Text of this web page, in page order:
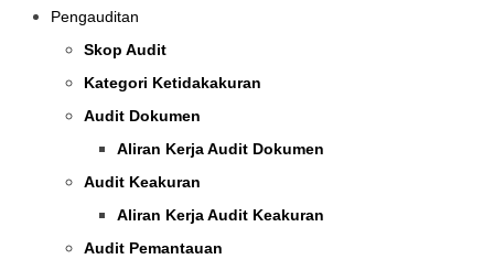
Pengauditan
Skop Audit
Kategori Ketidakakuran
Audit Dokumen
Aliran Kerja Audit Dokumen
Audit Keakuran
Aliran Kerja Audit Keakuran
Audit Pemantauan